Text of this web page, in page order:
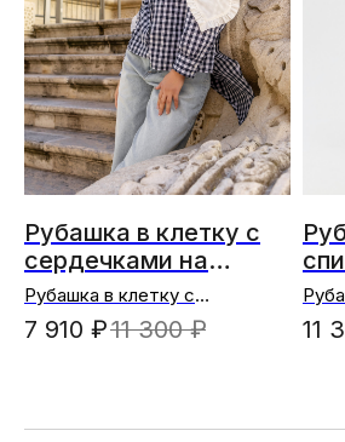
Рубашка в клетку с
сердечками на
рукавах
Рубашка в клетку с
сердечками на рукавах
(синий)
7 910 ₽11 300 ₽ 11